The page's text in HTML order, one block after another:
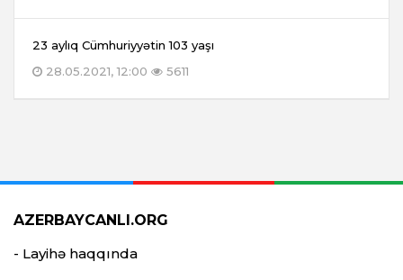
23 aylıq Cümhuriyyətin 103 yaşı
28.05.2021, 12:00
5611
AZERBAYCANLI.ORG
- Layihə haqqında